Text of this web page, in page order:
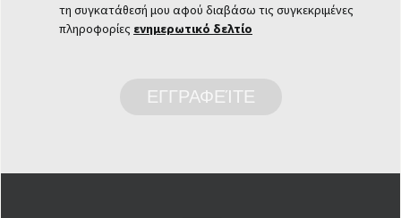
τη συγκατάθεσή μου αφού διαβάσω τις συγκεκριμένες
πληροφορίες ενημερωτικό δελτίο
ΕΓΓΡΑΦΕΊΤΕ